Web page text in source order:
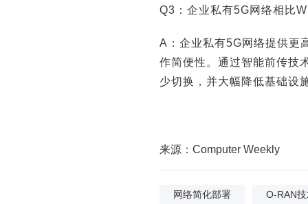
Q3：企业私有5G网络相比
A：企业私有5G网络提供更
作简便性。通过智能前传技
少切换，并大幅降低基础设
来源：Computer Weekly
网络简化部署 O-RAN